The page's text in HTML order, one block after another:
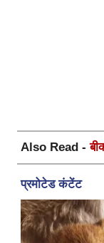
Also Read -